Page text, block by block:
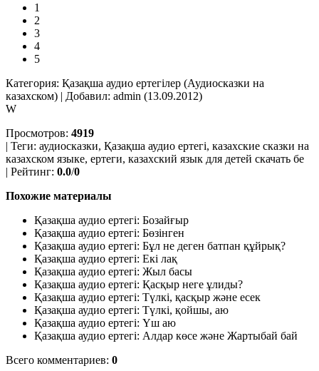
1
2
3
4
5
Категория: Қазақша аудио ертегілер (Аудиосказки на
казахском) | Добавил: admin (13.09.2012)
W
Просмотров: 4919
| Теги: аудиосказки, Қазақша аудио ертегі, казахские сказки на
казахском языке, ертеги, казахский язык для детей скачать бе
| Рейтинг: 0.0/0
Похожие материалы
Қазақша аудио ертегі: Бозайғыр
Қазақша аудио ертегі: Бөзінген
Қазақша аудио ертегі: Бұл не деген батпан құйрық?
Қазақша аудио ертегі: Екі лақ
Қазақша аудио ертегі: Жыл басы
Қазақша аудио ертегі: Қасқыр неге ұлиды?
Қазақша аудио ертегі: Түлкі, қасқыр және есек
Қазақша аудио ертегі: Түлкі, қойшы, аю
Қазақша аудио ертегі: Үш аю
Қазақша аудио ертегі: Алдар көсе және Жартыбай бай
Всего комментариев: 0